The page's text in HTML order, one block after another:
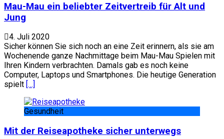
Mau-Mau ein beliebter Zeitvertreib für Alt und
Jung
4. Juli 2020
Sicher können Sie sich noch an eine Zeit erinnern, als sie am
Wochenende ganze Nachmittage beim Mau-Mau Spielen mit
Ihren Kindern verbrachten. Damals gab es noch keine
Computer, Laptops und Smartphones. Die heutige Generation
spielt […]
Gesundheit
Mit der Reiseapotheke sicher unterwegs